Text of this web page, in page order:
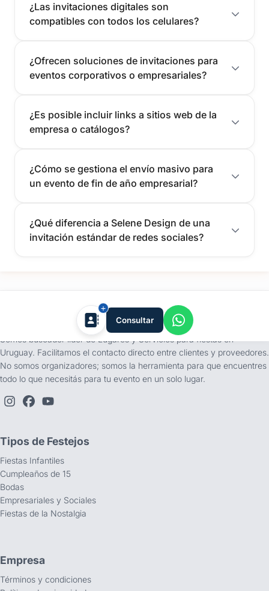
¿Las invitaciones digitales son
compatibles con todos los celulares?
¿Ofrecen soluciones de invitaciones para
eventos corporativos o empresariales?
¿Es posible incluir links a sitios web de la
empresa o catálogos?
¿Cómo se gestiona el envío masivo para
un evento de fin de año empresarial?
¿Qué diferencia a Selene Design de una
invitación estándar de redes sociales?
Consultar
tufiesta.com.uy
Somos buscador líder de Lugares y Servicios para fiestas en
Uruguay. Facilitamos el contacto directo entre clientes y proveedores.
No somos organizadores; somos la herramienta para que encuentres
todo lo que necesitás para tu evento en un solo lugar.
Tipos de Festejos
Fiestas Infantiles
Cumpleaños de 15
Bodas
Empresariales y Sociales
Fiestas de la Nostalgia
Empresa
Términos y condiciones